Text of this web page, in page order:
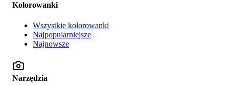
Kolorowanki
Wszystkie kolorowanki
Najpopularniejsze
Najnowsze
Narzędzia